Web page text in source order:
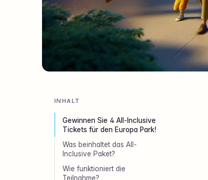
INHALT
Gewinnen Sie 4 All-Inclusive
Tickets für den Europa Park!
Was beinhaltet das All-
Inclusive Paket?
Wie funktioniert die
Teilnahme?